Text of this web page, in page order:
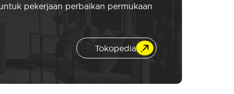
pekerjaan perbaikan permukaan
Tokopedia